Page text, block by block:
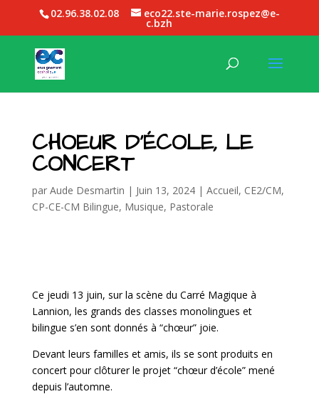
02.96.38.02.08 eco22.ste-marie.rospez@e-
c.bzh
CHOEUR D’ÉCOLE, LE
CONCERT
par Aude Desmartin | Juin 13, 2024| Accueil, CE2/CM,
CP-CE-CM Bilingue, Musique, Pastorale
Ce jeudi 13 juin, sur la scène du Carré Magique à
Lannion, les grands des classes monolingues et
bilingue s’en sont donnés à “chœur” joie.
Devant leurs familles et amis, ils se sont produits en
concert pour clôturer le projet “chœur d’école” mené
depuis l’automne.